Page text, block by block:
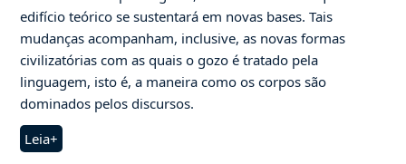
edifício teórico se sustentará em novas bases. Tais
mudanças acompanham, inclusive, as novas formas
civilizatórias com as quais o gozo é tratado pela
linguagem, isto é, a maneira como os corpos são
dominados pelos discursos.
Leia+